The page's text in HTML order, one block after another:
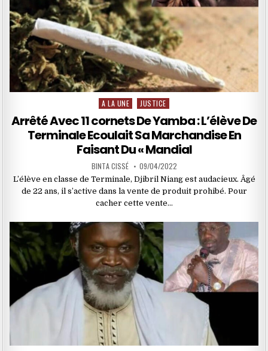
Posted
A LA UNE JUSTICE
Arrêté Avec 11 cornets De Yamba : L’élève De
Terminale Ecoulait Sa Marchandise En
Faisant Du « Mandial
BINTA CISSÉ 09/04/2022
L’élève en classe de Terminale, Djibril Niang est audacieux. Âgé
de 22 ans, il s’active dans la vente de produit prohibé. Pour
cacher cette vente…